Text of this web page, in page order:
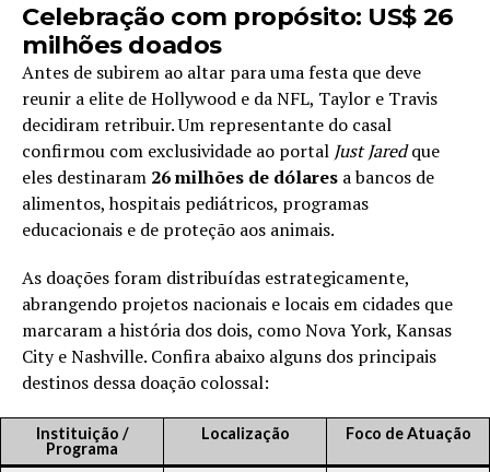
Celebração com propósito: US$ 26
milhões doados
Antes de subirem ao altar para uma festa que deve
reunir a elite de Hollywood e da NFL, Taylor e Travis
decidiram retribuir. Um representante do casal
confirmou com exclusividade ao portal Just Jaredque
eles destinaram 26 milhões de dólares a bancos de
alimentos, hospitais pediátricos, programas
educacionais e de proteção aos animais.
As doações foram distribuídas estrategicamente,
abrangendo projetos nacionais e locais em cidades que
marcaram a história dos dois, como Nova York, Kansas
City e Nashville. Confira abaixo alguns dos principais
destinos dessa doação colossal:
Instituição /
Programa
Localização Foco de Atuação